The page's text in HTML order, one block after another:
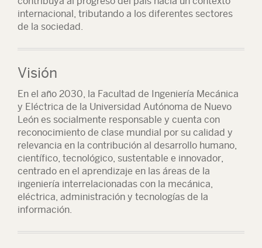
internacional, tributando a los diferentes sectores
de la sociedad.
Visión
En el año 2030, la Facultad de Ingeniería Mecánica
y Eléctrica de la Universidad Autónoma de Nuevo
León es socialmente responsable y cuenta con
reconocimiento de clase mundial por su calidad y
relevancia en la contribución al desarrollo humano,
científico, tecnológico, sustentable e innovador,
centrado en el aprendizaje en las áreas de la
ingeniería interrelacionadas con la mecánica,
eléctrica, administración y tecnologías de la
información.